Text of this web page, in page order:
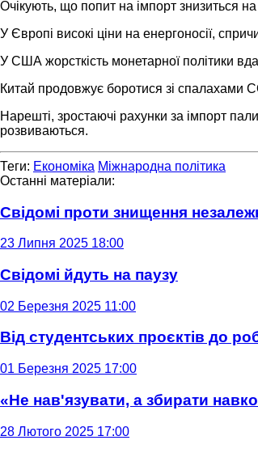
Очікують, що попит на імпорт знизиться
У Європі високі ціни на енергоносії,
У США жорсткість монетарної політики
Китай продовжує боротися зі спалахами
Нарешті, зростаючі рахунки за імпорт
розвиваються.
Теги: Економіка Міжнародна політика
Останні матеріали:
Свідомі проти знищення
23 Липня 2025 18:00
Свідомі йдуть на паузу
02 Березня 2025 11:00
Від студентських проєктів до
01 Березня 2025 17:00
«Не нав'язувати, а збирати
28 Лютого 2025 17:00